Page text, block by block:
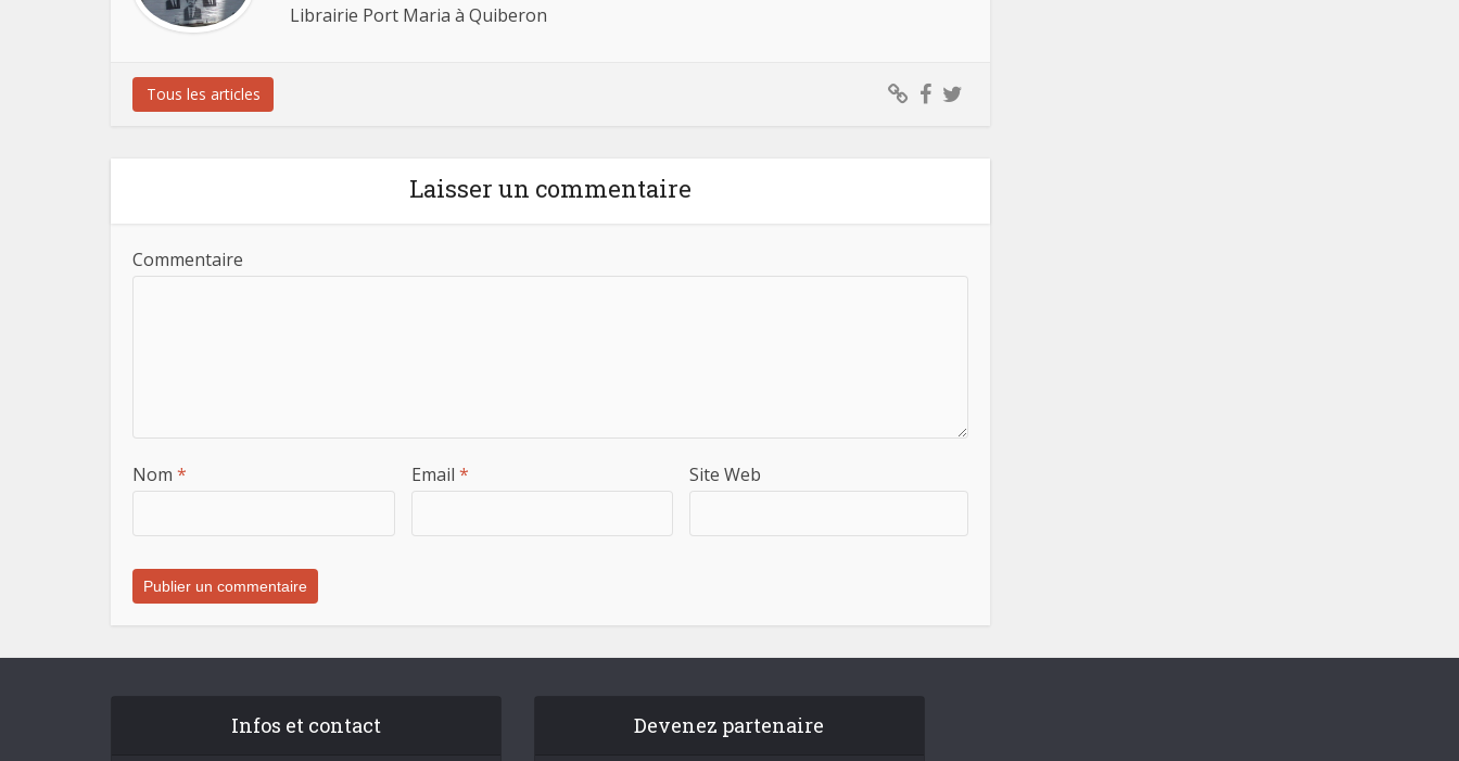
Librairie Port Maria à Quiberon
Tous les articles
Laisser un commentaire
Commentaire
Nom * Email * Site Web
Infos et contact Devenez partenaire